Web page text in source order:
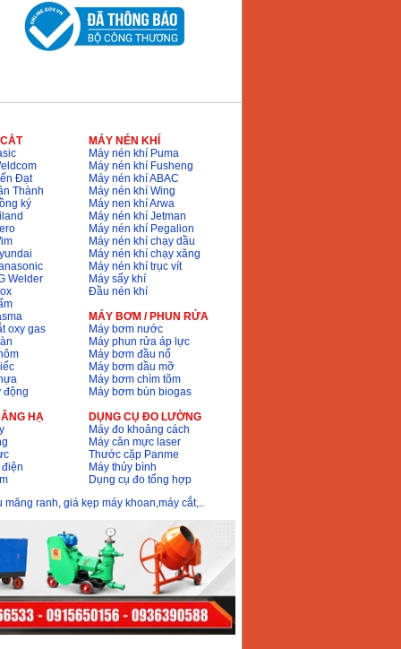
Đạt
Thành
ký
Welder
oxy gas
động
HẠ
MÁY NÉN KHÍ
Máy nén khí Puma
Máy nén khí Fusheng
Máy nén khí ABAC
Máy nén khí Wing
Máy nen khí Arwa
Máy nén khí Jetman
Máy nén khí Pegalion
Máy nén khí chạy dầu
Máy nén khí chạy xăng
Máy nén khí trục vít
Máy sấy khí
Đầu nén khí
MÁY BƠM / PHUN RỬA
Máy bơm nước
Máy phun rửa áp lực
Máy bơm đầu nổ
Máy bơm dầu mỡ
Máy bơm chìm tõm
Máy bơm bùn biogas
DỤNG CỤ ĐO LƯỜNG
Máy đo khoảng cách
Máy cân mực laser
Thước cặp Panme
Máy thủy bình
Dụng cụ đo tổng hợp
măng ranh, giá kẹp máy khoan,máy cắt,..